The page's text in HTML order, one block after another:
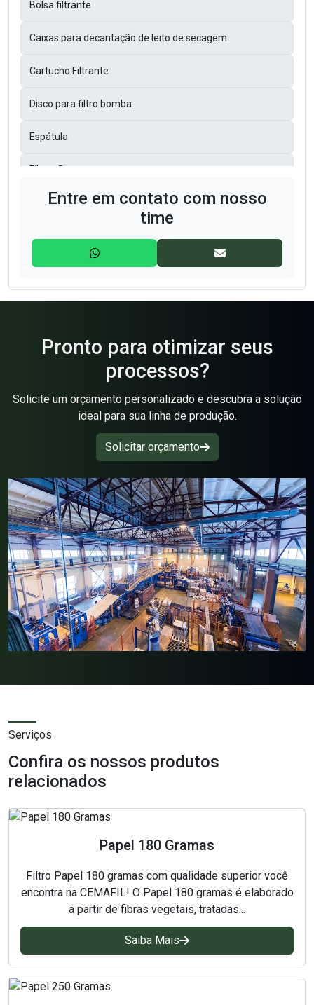
Bolsa filtrante
Caixas para decantação de leito de secagem
Cartucho Filtrante
Disco para filtro bomba
Espátula
Filtros Bag
Filtros Bolsas
Filtros GAF
Filtros Prensa
Lona para Filtros Prensa
Manga Coletora de Pó
Mangas filtrante
Papéis mata borrão
Papel 180 Gramas
Papel 250 Gramas
Papel 650 Gramas
Papel 80 Gramas
Papel para laboratório
Papelões filtrante
Sacos para Cesta de Titânio
Tecido não tecido
Tecidos técnicos filtrante
Entre em contato com nosso
time
Pronto para otimizar seus
processos?
Solicite um orçamento personalizado e descubra a solução
ideal para sua linha de produção.
Solicitar orçamento
Serviços
Confira os nossos produtos
relacionados
Papel 180 Gramas
Filtro Papel 180 gramas com qualidade superior você
encontra na CEMAFIL! O Papel 180 gramas é elaborado
a partir de fibras vegetais, tratadas...
Saiba Mais